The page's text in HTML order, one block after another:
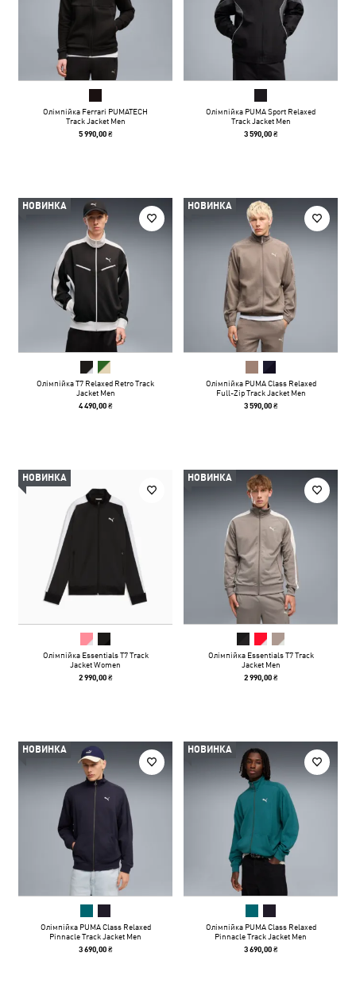
Олімпійка Ferrari PUMATECH
Track Jacket Men
5 990,00 ₴
Олімпійка PUMA Sport Relaxed
Track Jacket Men
3 590,00 ₴
НОВИНКА
Олімпійка T7 Relaxed Retro Track
Jacket Men
4 490,00 ₴
НОВИНКА
Олімпійка PUMA Class Relaxed
Full-Zip Track Jacket Men
3 590,00 ₴
НОВИНКА
Олімпійка Essentials T7 Track
Jacket Women
2 990,00 ₴
НОВИНКА
Олімпійка Essentials T7 Track
Jacket Men
2 990,00 ₴
НОВИНКА
Олімпійка PUMA Class Relaxed
Pinnacle Track Jacket Men
3 690,00 ₴
НОВИНКА
Олімпійка PUMA Class Relaxed
Pinnacle Track Jacket Men
3 690,00 ₴